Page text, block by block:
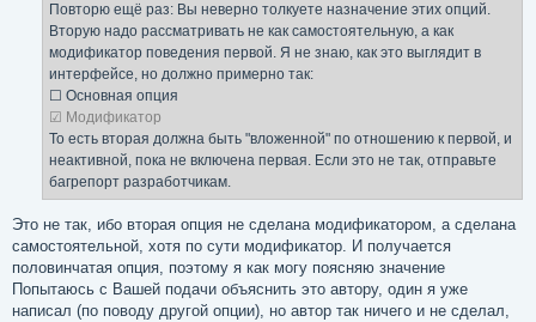
Повторю ещё раз: Вы неверно толкуете назначение этих опций.
Вторую надо рассматривать не как самостоятельную, а как
модификатор поведения первой. Я не знаю, как это выглядит в
интерфейсе, но должно примерно так:
☐ Основная опция
☑ Модификатор
То есть вторая должна быть "вложенной" по отношению к первой, и
неактивной, пока не включена первая. Если это не так, отправьте
багрепорт разработчикам.
Это не так, ибо вторая опция не сделана модификатором, а сделана
самостоятельной, хотя по сути модификатор. И получается
половинчатая опция, поэтому я как могу поясняю значение
Попытаюсь с Вашей подачи объяснить это автору, один я уже
написал (по поводу другой опции), но автор так ничего и не сделал,